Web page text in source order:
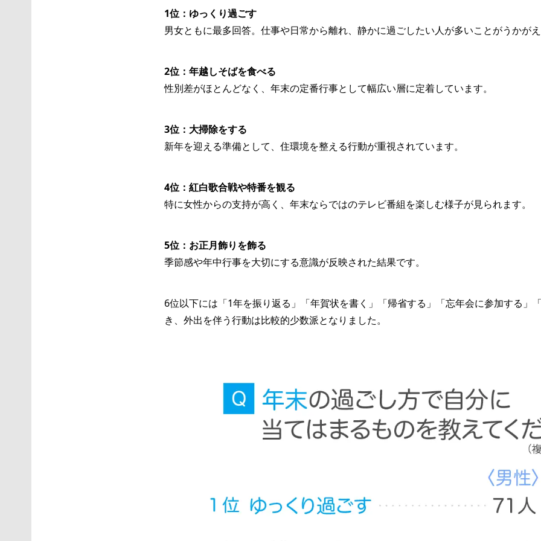
1位：ゆっくり過ごす
男女ともに最多回答。仕事や日常から離れ、静かに過ごしたい人が多いことがうかが
2位：年越しそばを食べる
性別差がほとんどなく、年末の定番行事として幅広い層に定着しています。
3位：大掃除をする
新年を迎える準備として、住環境を整える行動が重視されています。
4位：紅白歌合戦や特番を観る
特に女性からの支持が高く、年末ならではのテレビ番組を楽しむ様子が見られます。
5位：お正月飾りを飾る
季節感や年中行事を大切にする意識が反映された結果です。
6位以下には「1年を振り返る」「年賀状を書く」「帰省する」「忘年会に参加する」
き、外出を伴う行動は比較的少数派となりました。